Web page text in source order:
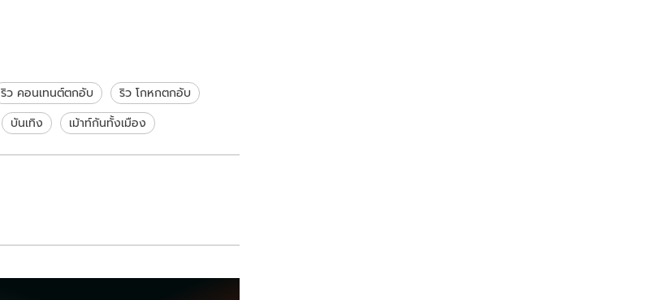
ริว คอนเทนต์ตกอับ
ริว โกหกตกอับ
บันเทิง เม้าท์กันทั้งเมือง